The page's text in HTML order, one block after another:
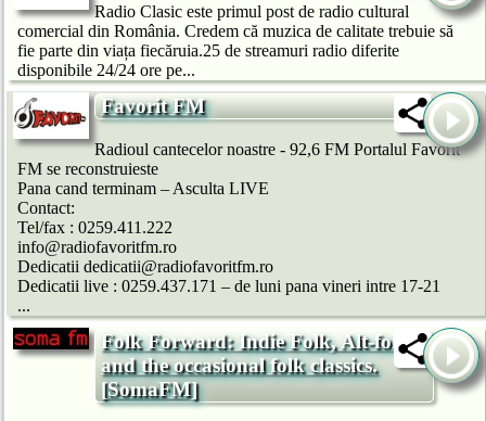
Radio Clasic este primul post de radio cultural
comercial din România. Credem că muzica de calitate trebuie să
fie parte din viața fiecăruia.25 de streamuri radio diferite
disponibile 24/24 ore pe...
Favorit FM
Radioul cantecelor noastre - 92,6 FM Portalul Favorit
FM se reconstruieste
Pana cand terminam – Asculta LIVE
Contact:
Tel/fax : 0259.411.222
info@radiofavoritfm.ro
Dedicatii dedicatii@radiofavoritfm.ro
Dedicatii live : 0259.437.171 – de luni pana vineri intre 17-21
...
Folk Forward: Indie Folk, Alt-folk
and the occasional folk classics.
[SomaFM]